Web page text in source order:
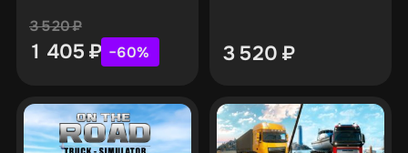
3 520₽
1 405 ₽ −60% 3 520 ₽